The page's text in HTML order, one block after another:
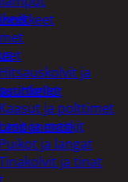
Hitsauskolvit ja
Kaasut ja polttimet
ja maskit
Puikot ja langat
ja tinat